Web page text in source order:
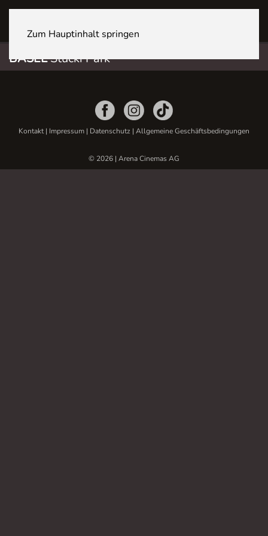
Zum Hauptinhalt springen
BASELStücki Park
Kontakt| Impressum | Datenschutz | Allgemeine Geschäftsbedingungen
© 2026 | Arena Cinemas AG